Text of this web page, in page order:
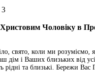
3
Чоловіку в
свято, коли ми розуміємо,
і Ваших близьких від усіх
та близькі. Бережи Вас